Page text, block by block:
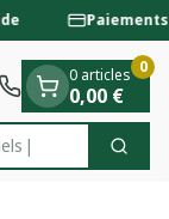
0 articles
0,00 €
0